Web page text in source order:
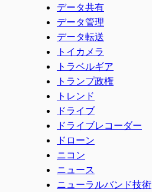
データ共有
データ管理
データ転送
トイカメラ
トラベルギア
トランプ政権
トレンド
ドライブ
ドライブレコーダー
ドローン
ニコン
ニュース
ニューラルバンド技術